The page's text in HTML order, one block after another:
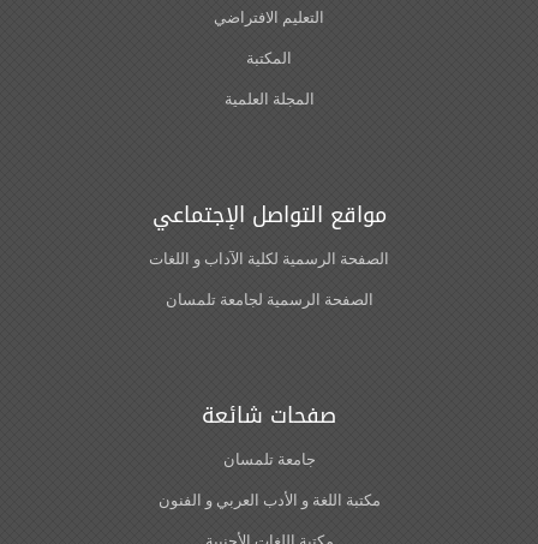
التعليم الافتراضي
المكتبة
المجلة العلمية
مواقع التواصل الإجتماعي
الصفحة الرسمية لكلية الآداب و اللغات‎
الصفحة الرسمية لجامعة تلمسان
صفحات شائعة
جامعة تلمسان
مكتبة اللغة و الأدب العربي و الفنون